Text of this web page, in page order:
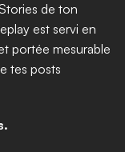
de ton
est servi en
portée mesurable
tes posts